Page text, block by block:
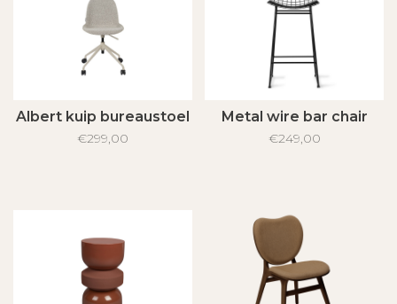
Albert kuip bureaustoel
€299,00
Metal wire bar chair
€249,00